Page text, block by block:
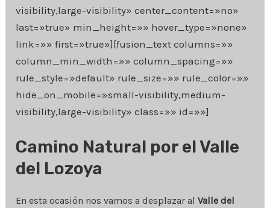
visibility,large-visibility» center_content=»no»
last=»true» min_height=»» hover_type=»none»
link=»» first=»true»][fusion_text columns=»»
column_min_width=»» column_spacing=»»
rule_style=»default» rule_size=»» rule_color=»»
hide_on_mobile=»small-visibility,medium-
visibility,large-visibility» class=»» id=»»]
Camino Natural por el Valle
del Lozoya
En esta ocasión nos vamos a desplazar alValle del